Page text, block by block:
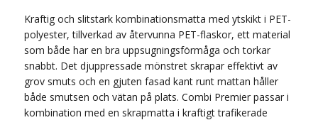
Kraftig och slitstark kombinationsmatta med ytskikt i PET-
polyester, tillverkad av återvunna PET-flaskor, ett material
som både har en bra uppsugningsförmåga och torkar
snabbt. Det djuppressade mönstret skrapar effektivt av
grov smuts och en gjuten fasad kant runt mattan håller
både smutsen och vätan på plats. Combi Premier passar i
kombination med en skrapmatta i kraftigt trafikerade